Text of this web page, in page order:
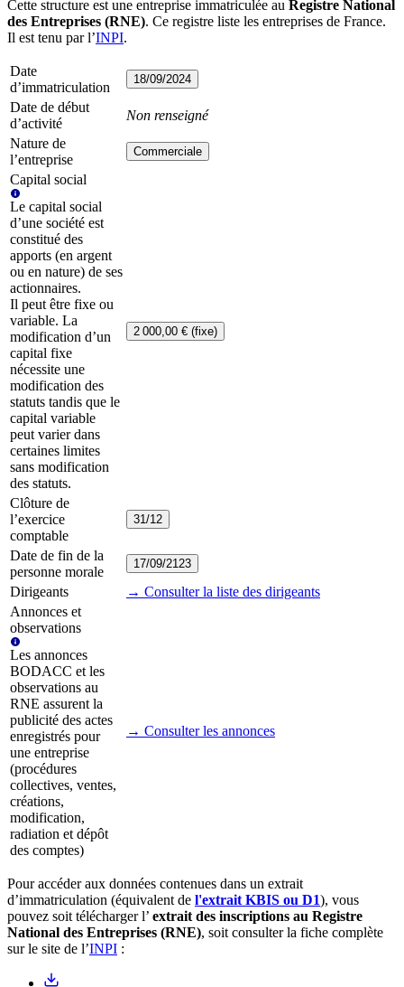
Cette structure est une entreprise immatriculée au Registre National
des Entreprises (RNE). Ce registre liste les entreprises de France.
Il est tenu par l’INPI.
Date
d’immatriculation
18/09/2024
Date de début
d’activité
Non renseigné
Nature de
l’entreprise
Commerciale
Capital social
Le capital social
d’une société est
constitué des
apports (en argent
ou en nature) de ses
actionnaires.
Il peut être fixe ou
variable. La
modification d’un
capital fixe
nécessite une
modification des
statuts tandis que le
capital variable
peut varier dans
certaines limites
sans modification
des statuts.
2 000,00 € (fixe)
Clôture de
l’exercice
comptable
31/12
Date de fin de la
personne morale
17/09/2123
Dirigeants
→ Consulter la liste des dirigeants
Annonces et
observations
Les annonces
BODACC et les
observations au
RNE assurent la
publicité des actes
enregistrés pour
une entreprise
(procédures
collectives, ventes,
créations,
modification,
radiation et dépôt
des comptes)
→ Consulter les annonces
Pour accéder aux données contenues dans un extrait
d’immatriculation (équivalent de l'extrait KBIS ou D1), vous
pouvez soit télécharger l’ extrait des inscriptions au Registre
National des Entreprises (RNE), soit consulter la fiche complète
sur le site de l’INPI :